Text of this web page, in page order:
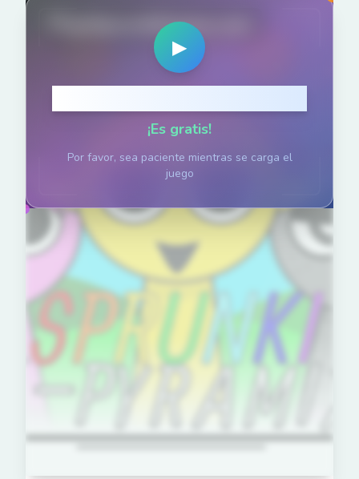
PlaySprunkiGame.com
▶
¡Es gratis!
Por favor, sea paciente mientras se carga el
juego